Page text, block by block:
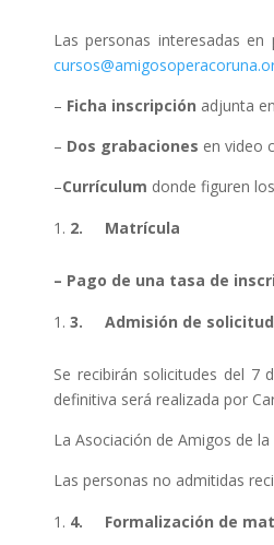
Las personas interesadas
– Ficha inscripción adjunta
– Dos grabaciones en video
–Currículum donde figuren
2. Matrícula
– Pago de una tasa de
3. Admisión de
Se recibirán solicitudes del 7
definitiva será realizada por
La Asociación de Amigos de
Las personas no admitidas
4. Formalización de